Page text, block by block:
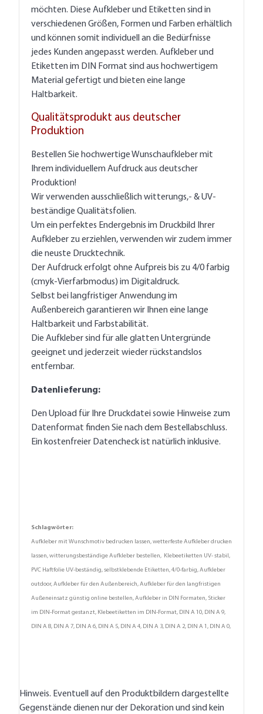
möchten. Diese Aufkleber und Etiketten sind in
verschiedenen Größen, Formen und Farben erhältlich
und können somit individuell an die Bedürfnisse
jedes Kunden angepasst werden. Aufkleber und
Etiketten im DIN Format sind aus hochwertigem
Material gefertigt und bieten eine lange
Haltbarkeit.
Qualitätsprodukt aus deutscher
Produktion
Bestellen Sie hochwertige Wunschaufkleber mit
Ihrem individuellem Aufdruck aus deutscher
Produktion!
Wir verwenden ausschließlich witterungs,- & UV-
beständige Qualitätsfolien.
Um ein perfektes Endergebnis im Druckbild Ihrer
Aufkleber zu erziehlen, verwenden wir zudem immer
die neuste Drucktechnik.
Der Aufdruck erfolgt ohne Aufpreis bis zu 4/0 farbig
(cmyk-Vierfarbmodus) im Digitaldruck.
Selbst bei langfristiger Anwendung im
Außenbereich garantieren wir Ihnen eine lange
Haltbarkeit und Farbstabilität.
Die Aufkleber sind für alle glatten Untergründe
geeignet und jederzeit wieder rückstandslos
entfernbar.
Datenlieferung:
Den Upload für Ihre Druckdatei sowie Hinweise zum
Datenformat finden Sie nach dem Bestellabschluss.
Ein kostenfreier Datencheck ist natürlich inklusive.
Schlagwörter:
Aufkleber mit Wunschmotiv bedrucken lassen, wetterfeste Aufkleber drucken
lassen, witterungsbeständige Aufkleber bestellen, Klebeetiketten UV- stabil,
PVC Haftfolie UV-beständig, selbstklebende Etiketten, 4/0-farbig, Aufkleber
outdoor, Aufkleber für den Außenbereich, Aufkleber für den langfristigen
Außeneinsatz günstig online bestellen, Aufkleber in DIN Formaten, Sticker
im DIN-Format gestanzt, Klebeetiketten im DIN-Format, DIN A 10, DIN A 9,
DIN A 8, DIN A 7, DIN A 6, DIN A 5, DIN A 4, DIN A 3, DIN A 2, DIN A 1, DIN A 0,
Hinweis. Eventuell auf den Produktbildern dargestellte
Gegenstände dienen nur der Dekoration und sind kein